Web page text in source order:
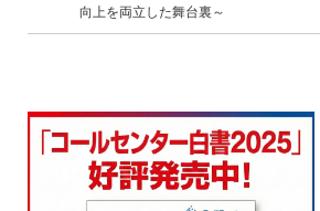
向上を両立した舞台裏～